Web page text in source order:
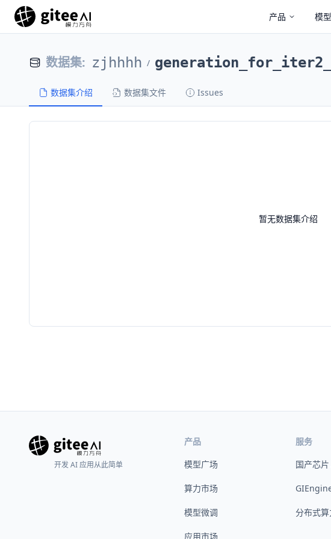
产品 模
数据集: zjhhhh /
数据集介绍 数据集文件 Issues
暂无数据集介绍
开发 AI 应用从此简单
产品
模型广场
算力市场
模型微调
应用市场
服务
国产芯
分布式